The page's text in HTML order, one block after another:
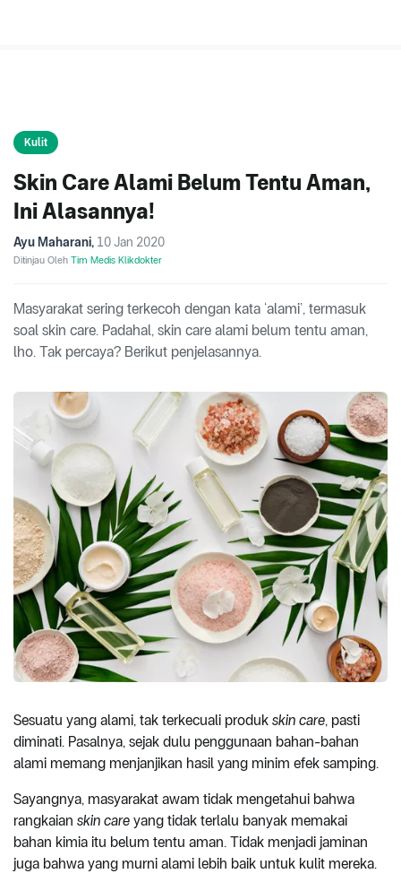
Kulit
Skin Care Alami Belum Tentu Aman,
Ini Alasannya!
Ayu Maharani, 10 Jan 2020
Ditinjau Oleh Tim Medis Klikdokter
Masyarakat sering terkecoh dengan kata ‘alami’, termasuk
soal skin care. Padahal, skin care alami belum tentu aman,
lho. Tak percaya? Berikut penjelasannya.
Sesuatu yang alami, tak terkecuali produk skin care, pasti
diminati. Pasalnya, sejak dulu penggunaan bahan-bahan
alami memang menjanjikan hasil yang minim efek samping.
Sayangnya, masyarakat awam tidak mengetahui bahwa
rangkaian skin care yang tidak terlalu banyak memakai
bahan kimia itu belum tentu aman. Tidak menjadi jaminan
juga bahwa yang murni alami lebih baik untuk kulit mereka.